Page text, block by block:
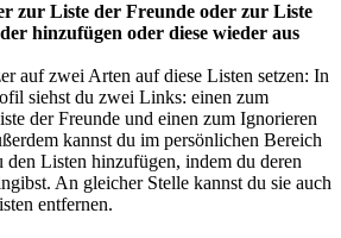
zur Liste der Freunde oder zur Liste
hinzufügen oder diese wieder aus
auf zwei Arten auf diese Listen setzen: In
siehst du zwei Links: einen zum
der Freunde und einen zum Ignorieren
kannst du im persönlichen Bereich
den Listen hinzufügen, indem du deren
An gleicher Stelle kannst du sie auch
entfernen.